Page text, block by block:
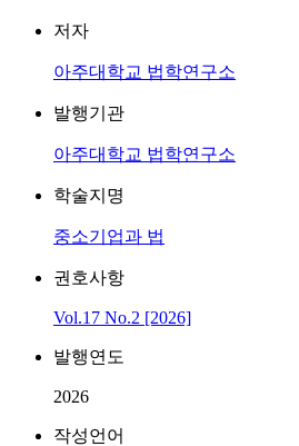
저자
아주대학교 법학연구소
발행기관
아주대학교 법학연구소
학술지명
중소기업과 법
권호사항
Vol.17 No.2 [2026]
발행연도
2026
작성언어